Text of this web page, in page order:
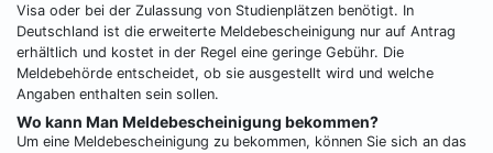
Visa oder bei der Zulassung von Studienplätzen benötigt. In
Deutschland ist die erweiterte Meldebescheinigung nur auf Antrag
erhältlich und kostet in der Regel eine geringe Gebühr. Die
Meldebehörde entscheidet, ob sie ausgestellt wird und welche
Angaben enthalten sein sollen.
Wo kann Man Meldebescheinigung bekommen?
Um eine Meldebescheinigung zu bekommen, können Sie sich an das